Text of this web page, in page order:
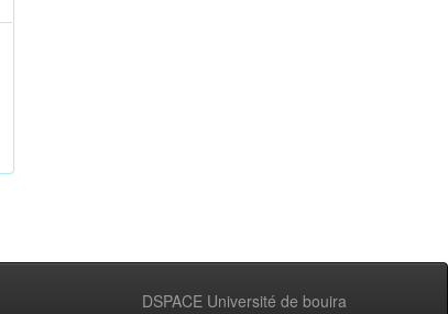
DSPACE Université de bouira